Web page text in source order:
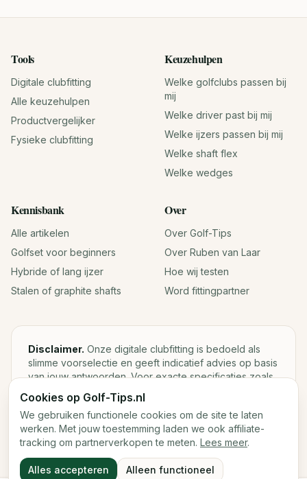
Tools
Digitale clubfitting
Alle keuzehulpen
Productvergelijker
Fysieke clubfitting
Keuzehulpen
Welke golfclubs passen bij
mij
Welke driver past bij mij
Welke ijzers passen bij mij
Welke shaft flex
Welke wedges
Kennisbank
Alle artikelen
Golfset voor beginners
Hybride of lang ijzer
Stalen of graphite shafts
Over
Over Golf-Tips
Over Ruben van Laar
Hoe wij testen
Word fittingpartner
Disclaimer. Onze digitale clubfitting is bedoeld als
slimme voorselectie en geeft indicatief advies op basis
van jouw antwoorden. Voor exacte specificaties zoals
loft, lie, shaftgewicht en swingweight blijft een fysieke
fitting met launch monitor de beste keuze.
2026Golf-Tips.nl — Het slimste golfadviesplatform van
Nederland.
Cookies op Golf-Tips.nl
We gebruiken functionele cookies om de site te laten
werken. Met jouw toestemming laden we ook affiliate-
tracking om partnerverkopen te meten. Lees meer.
Alles accepteren Alleen functioneel